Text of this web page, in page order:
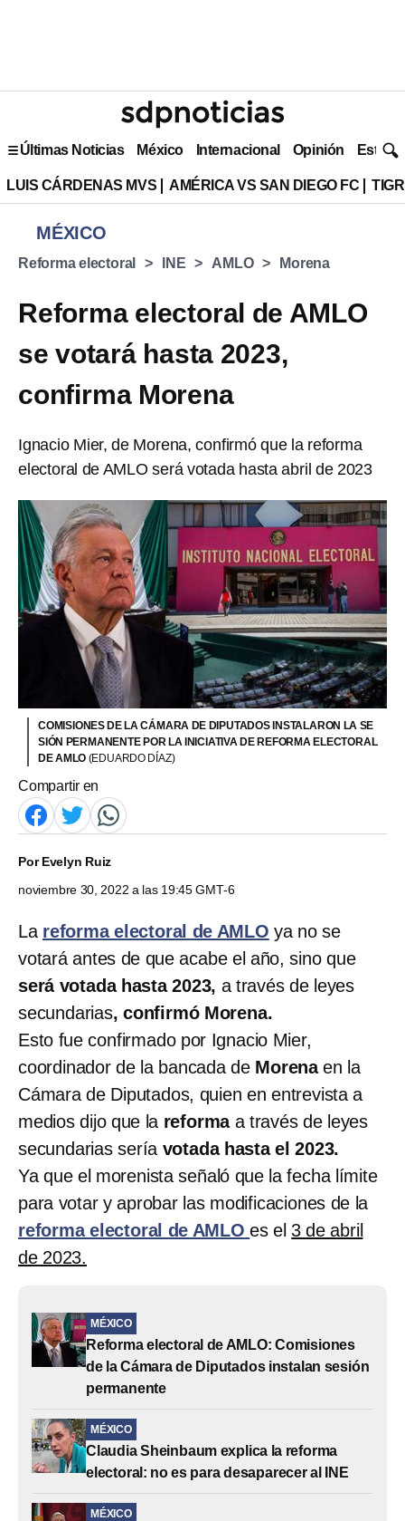
Últimas Noticias México Internacional Opinión Estilo
LUIS CÁRDENAS MVS AMÉRICA VS SAN DIEGO FC
MÉXICO
Reforma electoral INE AMLO Morena
Reforma electoral de AMLO
se votará hasta 2023,
confirma Morena
Ignacio Mier, de Morena, confirmó que la reforma
electoral de AMLO será votada hasta abril de 2023
COMISIONES DE LA CÁMARA DE DIPUTADOS INSTALARON LA SE
SIÓN PERMANENTE POR LA INICIATIVA DE REFORMA ELECTORAL
DE AMLO (EDUARDO DÍAZ)
Compartir en
PorEvelyn Ruiz
noviembre 30, 2022 a las 19:45 GMT-6
La reforma electoral de AMLO ya no se
votará antes de que acabe el año, sino que
será votada hasta 2023, a través de leyes
secundarias, confirmó Morena.
Esto fue confirmado por Ignacio Mier,
coordinador de la bancada de Morenaen la
Cámara de Diputados, quien en entrevista a
medios dijo que la reformaa través de leyes
secundarias sería votada hasta el 2023.
Ya que el morenista señaló que la fecha límite
para votar y aprobar las modificaciones de la
reforma electoral de AMLO es el 3 de abril
de 2023.
MÉXICO
Reforma electoral de AMLO: Comisiones
de la Cámara de Diputados instalan sesión
permanente
MÉXICO
Claudia Sheinbaum explica la reforma
electoral: no es para desaparecer al INE
MÉXICO